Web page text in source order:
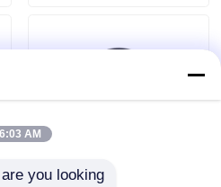
6:03 AM
you looking